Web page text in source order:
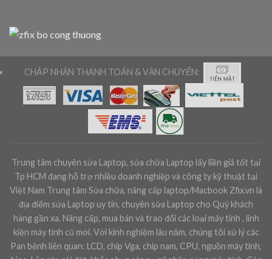
CHÁP NHẬN THANH TOÁN & VẬN CHUYỂN:
Trung tâm chuyên sửa Laptop, sửa chữa Laptop lấy liền giá tốt tại
Tp HCM đang hỗ trợ nhiều doanh nghiệp và công ty kỹ thuật tại
Việt Nam Trung tâm Sửa chữa, nâng cấp laptop/Macbook Zfix.vn là
địa điểm sửa Laptop uy tín, chuyên sửa Laptop cho Quý khách
hàng gần xa. Nâng cấp, mua bán và trao đổi các loại máy tính , linh
kiện máy tính cũ mới. Với kinh nghiệm lâu năm, chúng tôi xử lý các
Pan bệnh liên quan: LCD, chip Vga, chip nam, CPU, nguồn máy tính,